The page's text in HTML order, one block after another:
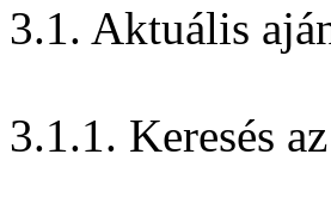
3.1. Aktuális
3.1.1. Keresés